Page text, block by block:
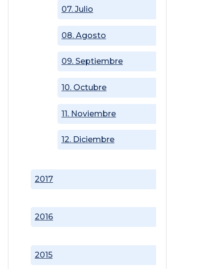
2015
2016
2017
07. Julio
08. Agosto
09. Septiembre
10. Octubre
11. Noviembre
12. Diciembre